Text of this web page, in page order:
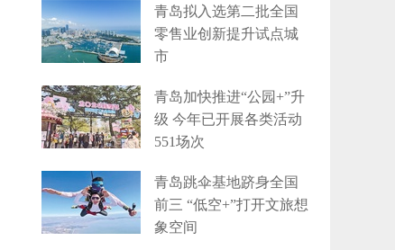
青岛拟入选第二批全国
零售业创新提升试点城
市
青岛加快推进“公园+”升
级 今年已开展各类活动
551场次
青岛跳伞基地跻身全国
前三 “低空+”打开文旅想
象空间